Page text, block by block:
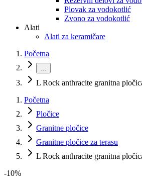
Plovak za vodokotlić
Zvono za vodokotlić
Alati
Alati za keramičare
Početna
…
L Rock anthracite granitna
Početna
Pločice
Granitne pločice
Granitne pločice za terasu
L Rock anthracite granitna
-10%